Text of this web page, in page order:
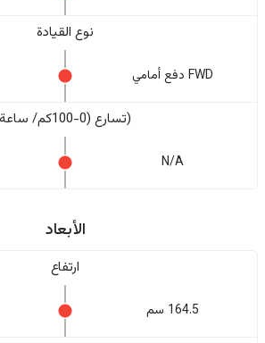
نوع القيادة
FWD دفع أمامي
(تسارع (0-100كم/ ساعة
N/A
الأبعاد
ارتفاع
164.5 سم